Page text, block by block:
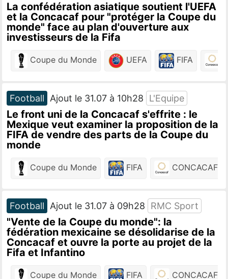
La confédération asiatique soutient l'UEFA
et la Concacaf pour "protéger la Coupe du
monde" face au plan d'ouverture aux
investisseurs de la Fifa
Coupe du Monde UEFA FIFA
Football Ajout le 31.07 à 10h28 L'Equipe
Le front uni de la Concacaf s'effrite : le
Mexique veut examiner la proposition de la
FIFA de vendre des parts de la Coupe du
monde
Coupe du Monde FIFA CONCACAF
Football Ajout le 31.07 à 09h28 RMC Sport
"Vente de la Coupe du monde": la
fédération mexicaine se désolidarise de la
Concacaf et ouvre la porte au projet de la
Fifa et Infantino
Coupe du Monde FIFA CONCACAF